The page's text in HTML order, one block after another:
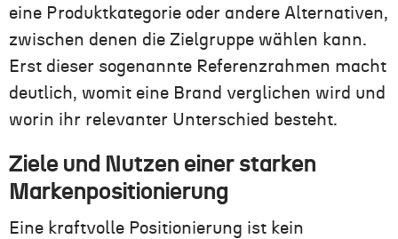
eine Produktkategorie oder andere Alternativen,
zwischen denen die Zielgruppe wählen kann.
Erst dieser sogenannte Referenzrahmen macht
deutlich, womit eine Brand verglichen wird und
worin ihr relevanter Unterschied besteht.
Ziele und Nutzen einer starken
Markenpositionierung
Eine kraftvolle Positionierung ist kein